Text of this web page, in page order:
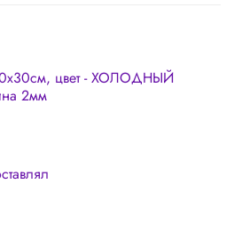
цвет - ХОЛОДНЫЙ
2мм